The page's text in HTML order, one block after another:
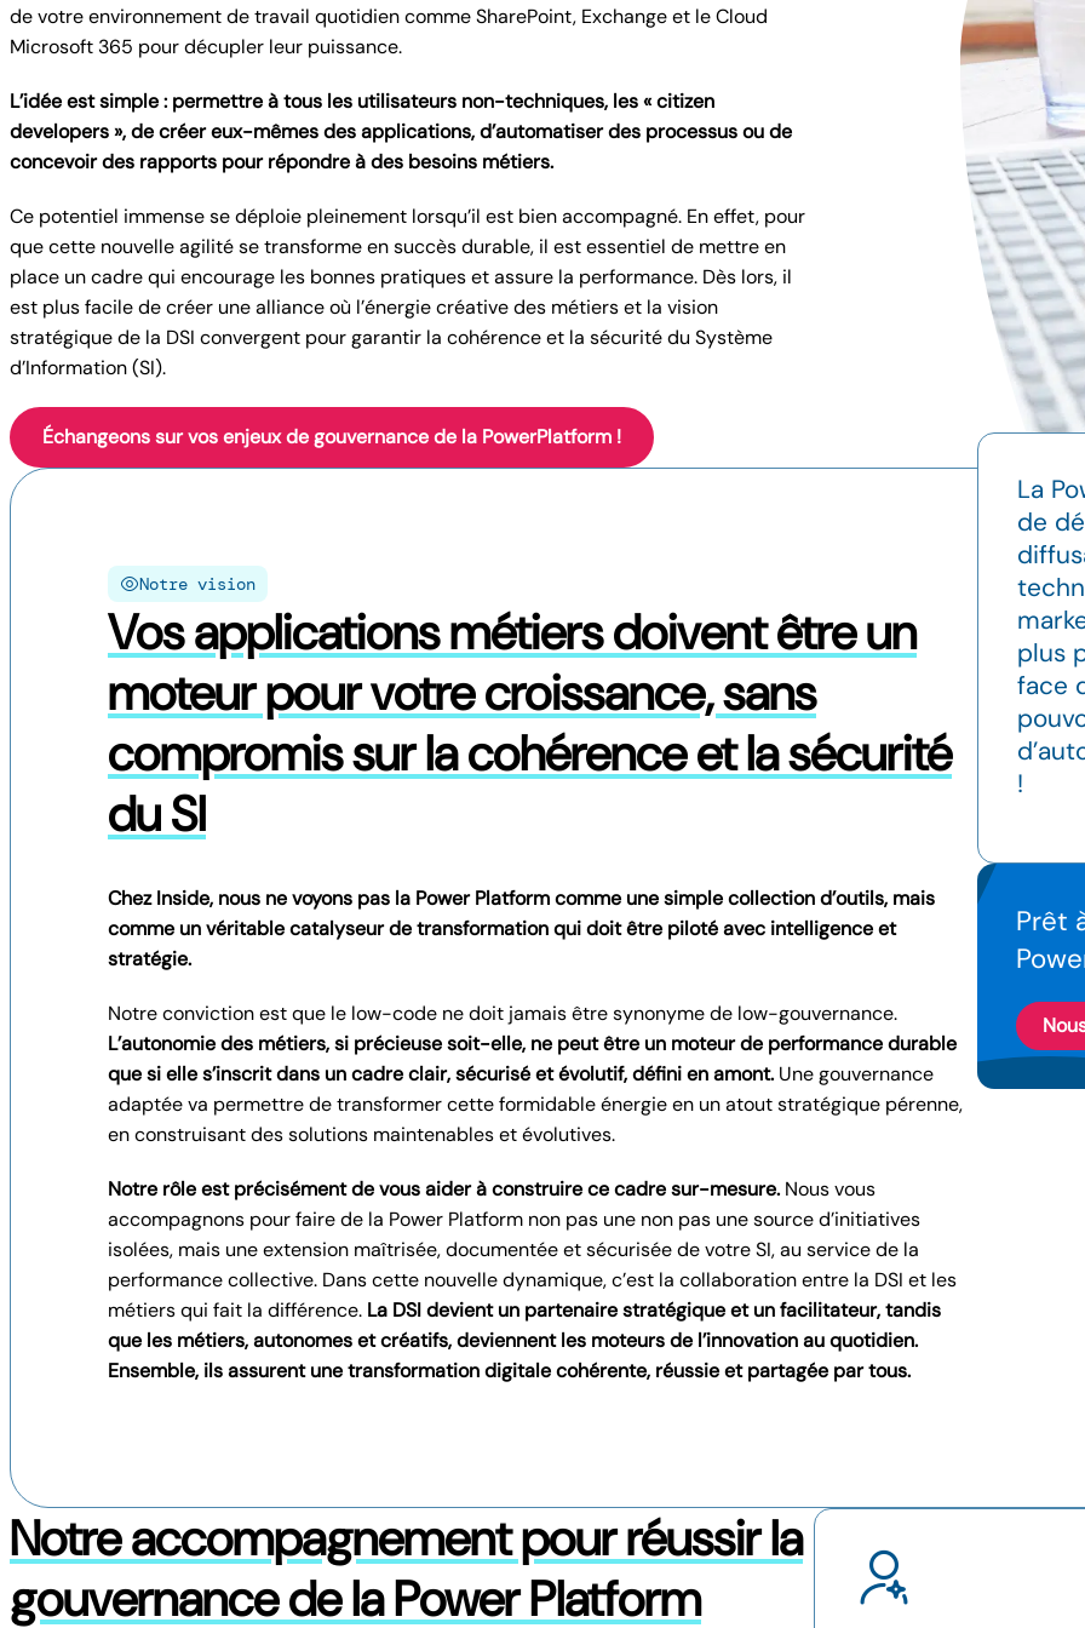
de votre environnement de travail quotidien comme SharePoint, Exchange et le Cloud
Microsoft 365 pour décupler leur puissance.
L’idée est simple : permettre à tous les utilisateurs non-techniques, les « citizen
developers », de créer eux-mêmes des applications, d’automatiser des processus ou de
concevoir des rapports pour répondre à des besoins métiers.
Ce potentiel immense se déploie pleinement lorsqu’il est bien accompagné. En effet, pour
que cette nouvelle agilité se transforme en succès durable, il est essentiel de mettre en
place un cadre qui encourage les bonnes pratiques et assure la performance. Dès lors, il
est plus facile de créer une alliance où l’énergie créative des métiers et la vision
stratégique de la DSI convergent pour garantir la cohérence et la sécurité du Système
d’Information (SI).
Échangeons sur vos enjeux de gouvernance de la PowerPlatform !
Notre vision
Vos applications métiers doivent être un
moteur pour votre croissance, sans
compromis sur la cohérence et la sécurité
du SI
Chez Inside, nous ne voyons pas la Power Platform comme une simple collection d’outils, mais
comme un véritable catalyseur de transformation qui doit être piloté avec intelligence et
stratégie.
Notre conviction est que le low-code ne doit jamais être synonyme de low-gouvernance.
L’autonomie des métiers, si précieuse soit-elle, ne peut être un moteur de performance durable
que si elle s’inscrit dans un cadre clair, sécurisé et évolutif, défini en amont. Une gouvernance
adaptée va permettre de transformer cette formidable énergie en un atout stratégique pérenne,
en construisant des solutions maintenables et évolutives.
Notre rôle est précisément de vous aider à construire ce cadre sur-mesure. Nous vous
accompagnons pour faire de la Power Platform non pas une non pas une source d’initiatives
isolées, mais une extension maîtrisée, documentée et sécurisée de votre SI, au service de la
performance collective. Dans cette nouvelle dynamique, c’est la collaboration entre la DSI et les
métiers qui fait la différence. La DSI devient un partenaire stratégique et un facilitateur, tandis
que les métiers, autonomes et créatifs, deviennent les moteurs de l’innovation au quotidien.
Ensemble, ils assurent une transformation digitale cohérente, réussie et partagée par tous.
La
de
plus
face
!
Prêt
Notre accompagnement pour réussir la
gouvernance de la Power Platform